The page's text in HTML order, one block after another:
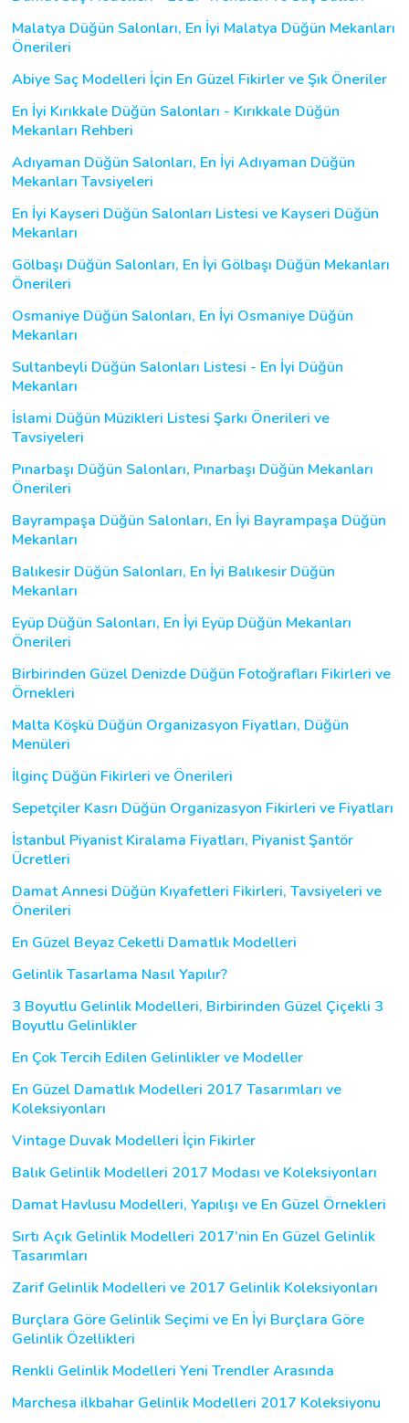
Malatya Düğün Salonları, En İyi Malatya Düğün Mekanları
Önerileri
Abiye Saç Modelleri İçin En Güzel Fikirler ve Şık Öneriler
En İyi Kırıkkale Düğün Salonları - Kırıkkale Düğün
Mekanları Rehberi
Adıyaman Düğün Salonları, En İyi Adıyaman Düğün
Mekanları Tavsiyeleri
En İyi Kayseri Düğün Salonları Listesi ve Kayseri Düğün
Mekanları
Gölbaşı Düğün Salonları, En İyi Gölbaşı Düğün Mekanları
Önerileri
Osmaniye Düğün Salonları, En İyi Osmaniye Düğün
Mekanları
Sultanbeyli Düğün Salonları Listesi - En İyi Düğün
Mekanları
İslami Düğün Müzikleri Listesi Şarkı Önerileri ve
Tavsiyeleri
Pınarbaşı Düğün Salonları, Pınarbaşı Düğün Mekanları
Önerileri
Bayrampaşa Düğün Salonları, En İyi Bayrampaşa Düğün
Mekanları
Balıkesir Düğün Salonları, En İyi Balıkesir Düğün
Mekanları
Eyüp Düğün Salonları, En İyi Eyüp Düğün Mekanları
Önerileri
Birbirinden Güzel Denizde Düğün Fotoğrafları Fikirleri ve
Örnekleri
Malta Köşkü Düğün Organizasyon Fiyatları, Düğün
Menüleri
İlginç Düğün Fikirleri ve Önerileri
Sepetçiler Kasrı Düğün Organizasyon Fikirleri ve Fiyatları
İstanbul Piyanist Kiralama Fiyatları, Piyanist Şantör
Ücretleri
Damat Annesi Düğün Kıyafetleri Fikirleri, Tavsiyeleri ve
Önerileri
En Güzel Beyaz Ceketli Damatlık Modelleri
Gelinlik Tasarlama Nasıl Yapılır?
3 Boyutlu Gelinlik Modelleri, Birbirinden Güzel Çiçekli 3
Boyutlu Gelinlikler
En Çok Tercih Edilen Gelinlikler ve Modeller
En Güzel Damatlık Modelleri 2017 Tasarımları ve
Koleksiyonları
Vintage Duvak Modelleri İçin Fikirler
Balık Gelinlik Modelleri 2017 Modası ve Koleksiyonları
Damat Havlusu Modelleri, Yapılışı ve En Güzel Örnekleri
Sırtı Açık Gelinlik Modelleri 2017’nin En Güzel Gelinlik
Tasarımları
Zarif Gelinlik Modelleri ve 2017 Gelinlik Koleksiyonları
Burçlara Göre Gelinlik Seçimi ve En İyi Burçlara Göre
Gelinlik Özellikleri
Renkli Gelinlik Modelleri Yeni Trendler Arasında
Marchesa ilkbahar Gelinlik Modelleri 2017 Koleksiyonu